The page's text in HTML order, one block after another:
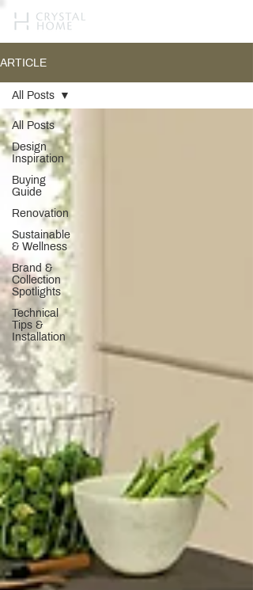
ARTICLE
All Posts
Design
Inspiration
Buying
Guide
Renovation
Sustainable
& Wellness
Brand &
Collection
Spotlights
Technical
Tips &
Installation
All Posts